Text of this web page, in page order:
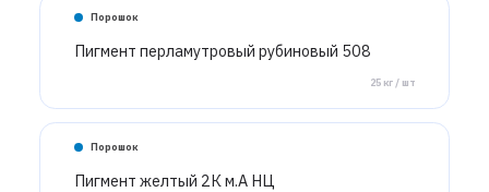
Порошок
Пигмент перламутровый рубиновый 508
25 кг / шт
Порошок
Пигмент желтый 2К м.А НЦ